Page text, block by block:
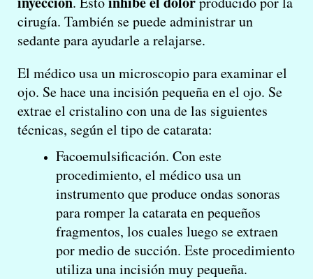
cirugía. También se puede administrar un
sedante para ayudarle a relajarse.
El médico usa un microscopio para examinar el
ojo. Se hace una incisión pequeña en el ojo. Se
extrae el cristalino con una de las siguientes
técnicas, según el tipo de catarata:
Facoemulsificación. Con este
procedimiento, el médico usa un
instrumento que produce ondas sonoras
para romper la catarata en pequeños
fragmentos, los cuales luego se extraen
por medio de succión. Este procedimiento
utiliza una incisión muy pequeña.